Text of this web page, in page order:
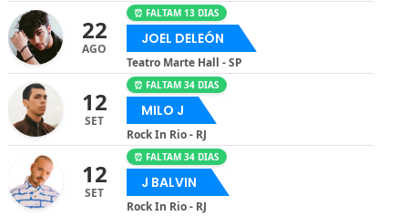
22
AGO
⏰ FALTAM 13 DIAS
JOEL DELEÓN
Teatro Marte Hall - SP
12
SET
⏰ FALTAM 34 DIAS
MILO J
Rock In Rio - RJ
12
SET
⏰ FALTAM 34 DIAS
J BALVIN
Rock In Rio - RJ